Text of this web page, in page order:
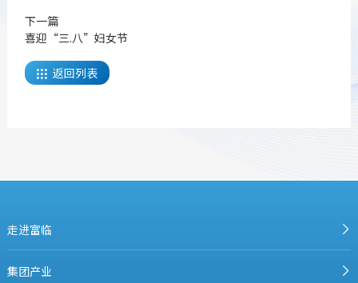
下一篇
喜迎“三.八”妇女节
 返回列表
走进富临
集团产业